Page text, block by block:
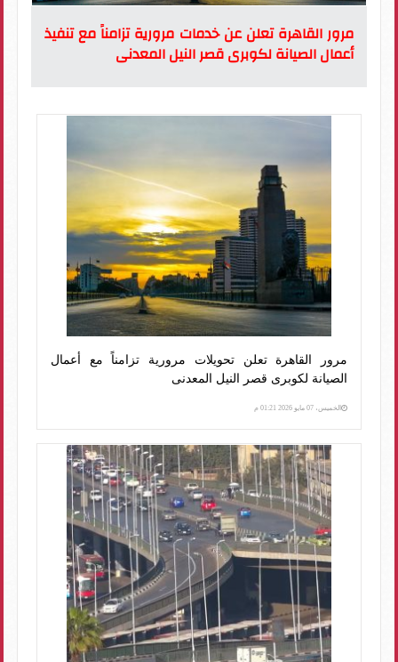
مرور القاهرة تعلن عن خدمات مرورية تزامناً مع تنفيذ
أعمال الصيانة لكوبرى قصر النيل المعدنى
مرور القاهرة تعلن تحويلات مرورية تزامناً مع أعمال
الصيانة لكوبرى قصر النيل المعدنى
الخميس، 07 مايو 2026 01:21 م